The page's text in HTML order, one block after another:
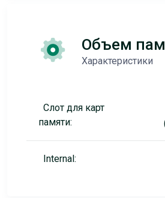
Объем
Характеристики
Слот для карт
памяти:
Internal: